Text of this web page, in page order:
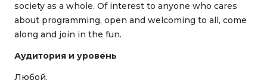
society as a whole. Of interest to anyone who cares
about programming, open and welcoming to all, come
along and join in the fun.
Аудитория и уровень
Любой.